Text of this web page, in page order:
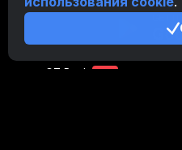
CryptoTabдля Android
CryptoTabдля Android
CT Pool